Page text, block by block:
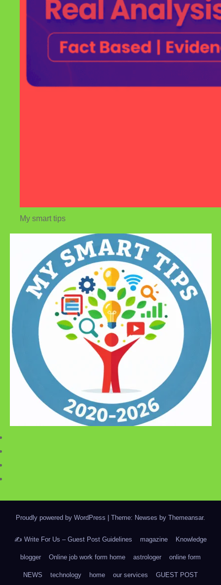
My smart tips
Proudly powered by WordPress Theme: Newses by Themeansar.
✍️ Write For Us – Guest Post Guidelines magazine Knowledge
blogger Online job work form home astrologer online form
NEWS technology home our services GUEST POST